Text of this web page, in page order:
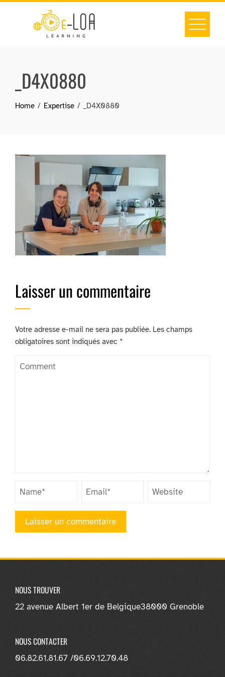
_D4X0880
Home Expertise _D4X0880
Laisser un commentaire
Votre adresse e-mail ne sera pas publiée. Les champs
obligatoires sont indiqués avec *
NOUS TROUVER
22 avenue Albert 1er de Belgique38000 Grenoble
NOUS CONTACTER
06.82.61.81.67 /06.69.12.70.48